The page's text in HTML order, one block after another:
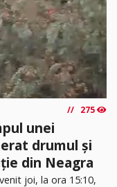
275
unei
drumul și
din Neagra
joi, la ora 15:10,